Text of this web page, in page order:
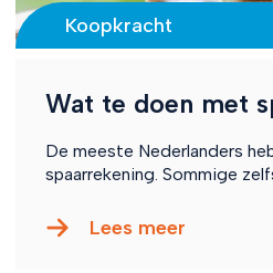
Koopkracht
Wat te doen met
De meeste Nederlanders
spaarrekening. Sommige
Lees meer